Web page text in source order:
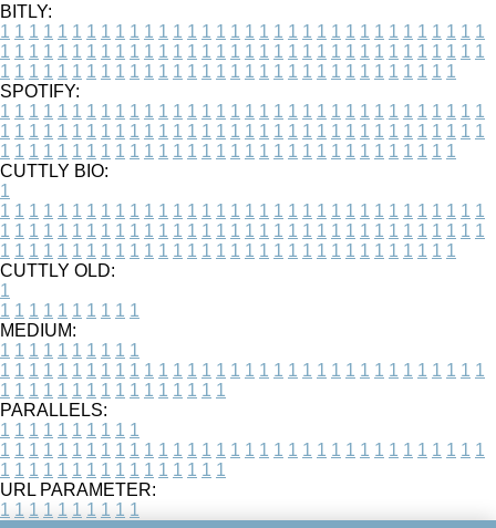
BITLY:
1 1 1 1 1 1 1 1 1 1 1 1 1 1 1 1 1 1 1 1 1 1 1 1 1 1 1 1 1 1 1 1 1 1
1 1 1 1 1 1 1 1 1 1 1 1 1 1 1 1 1 1 1 1 1 1 1 1 1 1 1 1 1 1 1 1 1 1
1 1 1 1 1 1 1 1 1 1 1 1 1 1 1 1 1 1 1 1 1 1 1 1 1 1 1 1 1 1 1 1
SPOTIFY:
1 1 1 1 1 1 1 1 1 1 1 1 1 1 1 1 1 1 1 1 1 1 1 1 1 1 1 1 1 1 1 1 1 1
1 1 1 1 1 1 1 1 1 1 1 1 1 1 1 1 1 1 1 1 1 1 1 1 1 1 1 1 1 1 1 1 1 1
1 1 1 1 1 1 1 1 1 1 1 1 1 1 1 1 1 1 1 1 1 1 1 1 1 1 1 1 1 1 1 1
CUTTLY BIO:
1
1 1 1 1 1 1 1 1 1 1 1 1 1 1 1 1 1 1 1 1 1 1 1 1 1 1 1 1 1 1 1 1 1 1
1 1 1 1 1 1 1 1 1 1 1 1 1 1 1 1 1 1 1 1 1 1 1 1 1 1 1 1 1 1 1 1 1 1
1 1 1 1 1 1 1 1 1 1 1 1 1 1 1 1 1 1 1 1 1 1 1 1 1 1 1 1 1 1 1 1
CUTTLY OLD:
1
1 1 1 1 1 1 1 1 1 1
MEDIUM:
1 1 1 1 1 1 1 1 1 1
1 1 1 1 1 1 1 1 1 1 1 1 1 1 1 1 1 1 1 1 1 1 1 1 1 1 1 1 1 1 1 1 1 1
1 1 1 1 1 1 1 1 1 1 1 1 1 1 1 1
PARALLELS:
1 1 1 1 1 1 1 1 1 1
1 1 1 1 1 1 1 1 1 1 1 1 1 1 1 1 1 1 1 1 1 1 1 1 1 1 1 1 1 1 1 1 1 1
1 1 1 1 1 1 1 1 1 1 1 1 1 1 1 1
URL PARAMETER:
1 1 1 1 1 1 1 1 1 1